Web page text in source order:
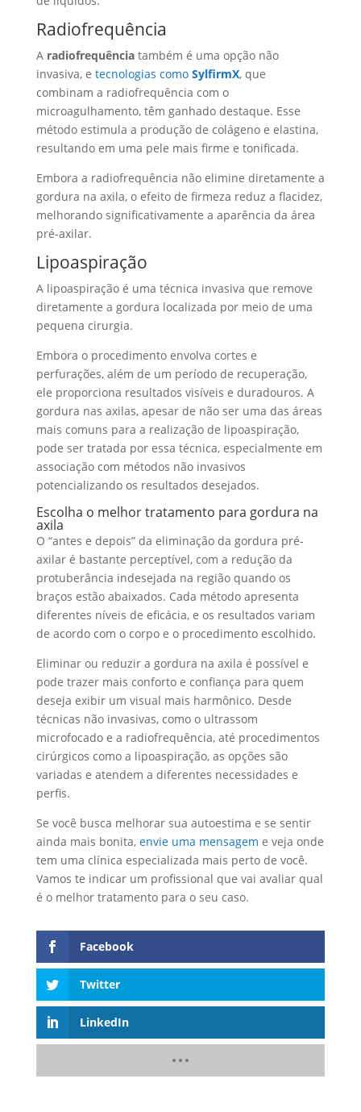
Radiofrequência
A radiofrequênciatambém é uma opção não
invasiva, e tecnologias como SylfirmX, que
combinam a radiofrequência com o
microagulhamento, têm ganhado destaque. Esse
método estimula a produção de colágeno e elastina,
resultando em uma pele mais firme e tonificada.
Embora a radiofrequência não elimine diretamente a
gordura na axila, o efeito de firmeza reduz a flacidez,
melhorando significativamente a aparência da área
pré-axilar.
Lipoaspiração
A lipoaspiração é uma técnica invasiva que remove
diretamente a gordura localizada por meio de uma
pequena cirurgia.
Embora o procedimento envolva cortes e
perfurações, além de um período de recuperação,
ele proporciona resultados visíveis e duradouros. A
gordura nas axilas, apesar de não ser uma das áreas
mais comuns para a realização de lipoaspiração,
pode ser tratada por essa técnica, especialmente em
associação com métodos não invasivos
potencializando os resultados desejados.
Escolha o melhor tratamento para gordura na
axila
O “antes e depois” da eliminação da gordura pré-
axilar é bastante perceptível, com a redução da
protuberância indesejada na região quando os
braços estão abaixados. Cada método apresenta
diferentes níveis de eficácia, e os resultados variam
de acordo com o corpo e o procedimento escolhido.
Eliminar ou reduzir a gordura na axila é possível e
pode trazer mais conforto e confiança para quem
deseja exibir um visual mais harmônico. Desde
técnicas não invasivas, como o ultrassom
microfocado e a radiofrequência, até procedimentos
cirúrgicos como a lipoaspiração, as opções são
variadas e atendem a diferentes necessidades e
perfis.
Se você busca melhorar sua autoestima e se sentir
ainda mais bonita, envie uma mensagem e veja onde
tem uma clínica especializada mais perto de você.
Vamos te indicar um profissional que vai avaliar qual
é o melhor tratamento para o seu caso.
Facebook
Twitter
LinkedIn